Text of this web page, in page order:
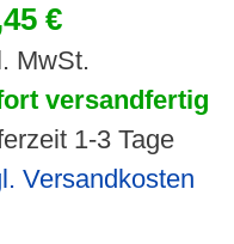
€
MwSt.
versandfertig
1-3 Tage
Versandkosten